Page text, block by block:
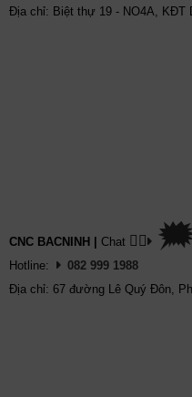
Địa chỉ: Biệt thự 19 - NO4A, KĐT
CNC BACNINH Chat 👉🏽
Hotline:
082 999 1988
Địa chỉ: 67 đường Lê Quý Đôn,